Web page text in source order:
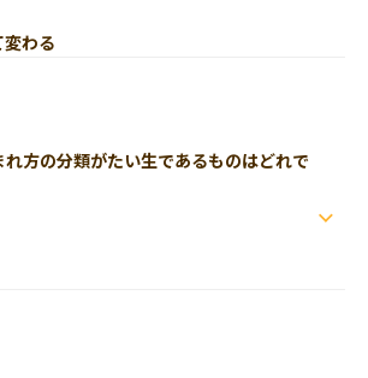
わる
れ方の分類がたい生であるものはどれで